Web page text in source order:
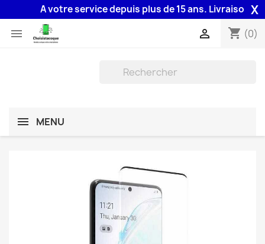
A votre service depuis plus de 15 ans. Livraison 48H
X
 shopping_cart (0)

MENU